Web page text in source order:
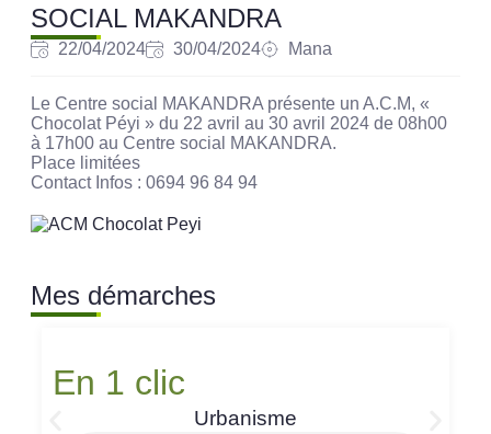
SOCIAL MAKANDRA
22/04/2024 30/04/2024 Mana
Le Centre social MAKANDRA présente un A.C.M, «
Chocolat Péyi » du 22 avril au 30 avril 2024 de 08h00
à 17h00 au Centre social MAKANDRA.
Place limitées
Contact Infos : 0694 96 84 94
Mes démarches
En 1 clic
Urbanisme